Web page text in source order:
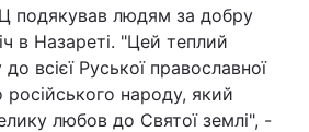
Вакансії
подякував людям за добру
в Назареті. "Цей теплий
всієї Руської православної
народу, який
любов до Святої землі", -